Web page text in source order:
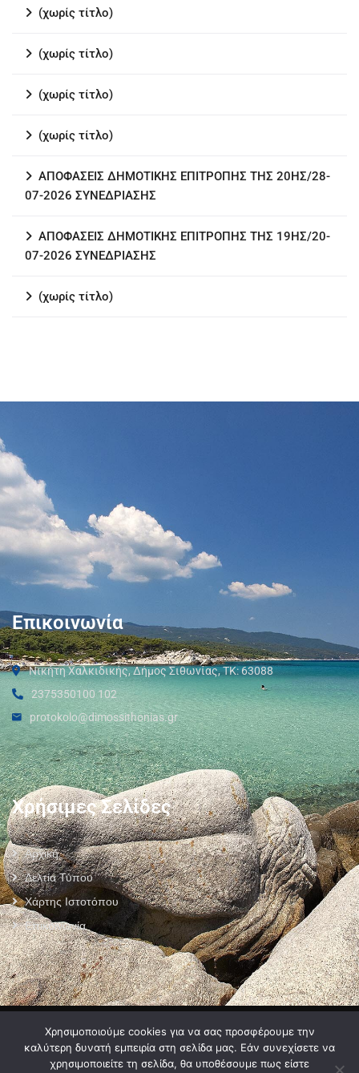
(χωρίς τίτλο)
(χωρίς τίτλο)
(χωρίς τίτλο)
(χωρίς τίτλο)
ΑΠΟΦΑΣΕΙΣ ΔΗΜΟΤΙΚΗΣ ΕΠΙΤΡΟΠΗΣ ΤΗΣ 20ΗΣ/28-
07-2026 ΣΥΝΕΔΡΙΑΣΗΣ
ΑΠΟΦΑΣΕΙΣ ΔΗΜΟΤΙΚΗΣ ΕΠΙΤΡΟΠΗΣ ΤΗΣ 19ΗΣ/20-
07-2026 ΣΥΝΕΔΡΙΑΣΗΣ
(χωρίς τίτλο)
Επικοινωνία
Νικήτη Χαλκιδικής, Δήμος Σιθωνίας, ΤΚ: 63088
2375350100 102
protokolo@dimossithonias.gr
Χρήσιμες Σελίδες
Αρχική
Δελτία Τύπου
Χάρτης Ιστοτόπου
Επικοινωνία
Όροι Χρήσης
Χρησιμοποιούμε cookies για να σας προσφέρουμε την
καλύτερη δυνατή εμπειρία στη σελίδα μας. Εάν συνεχίσετε να
χρησιμοποιείτε τη σελίδα, θα υποθέσουμε πως είστε